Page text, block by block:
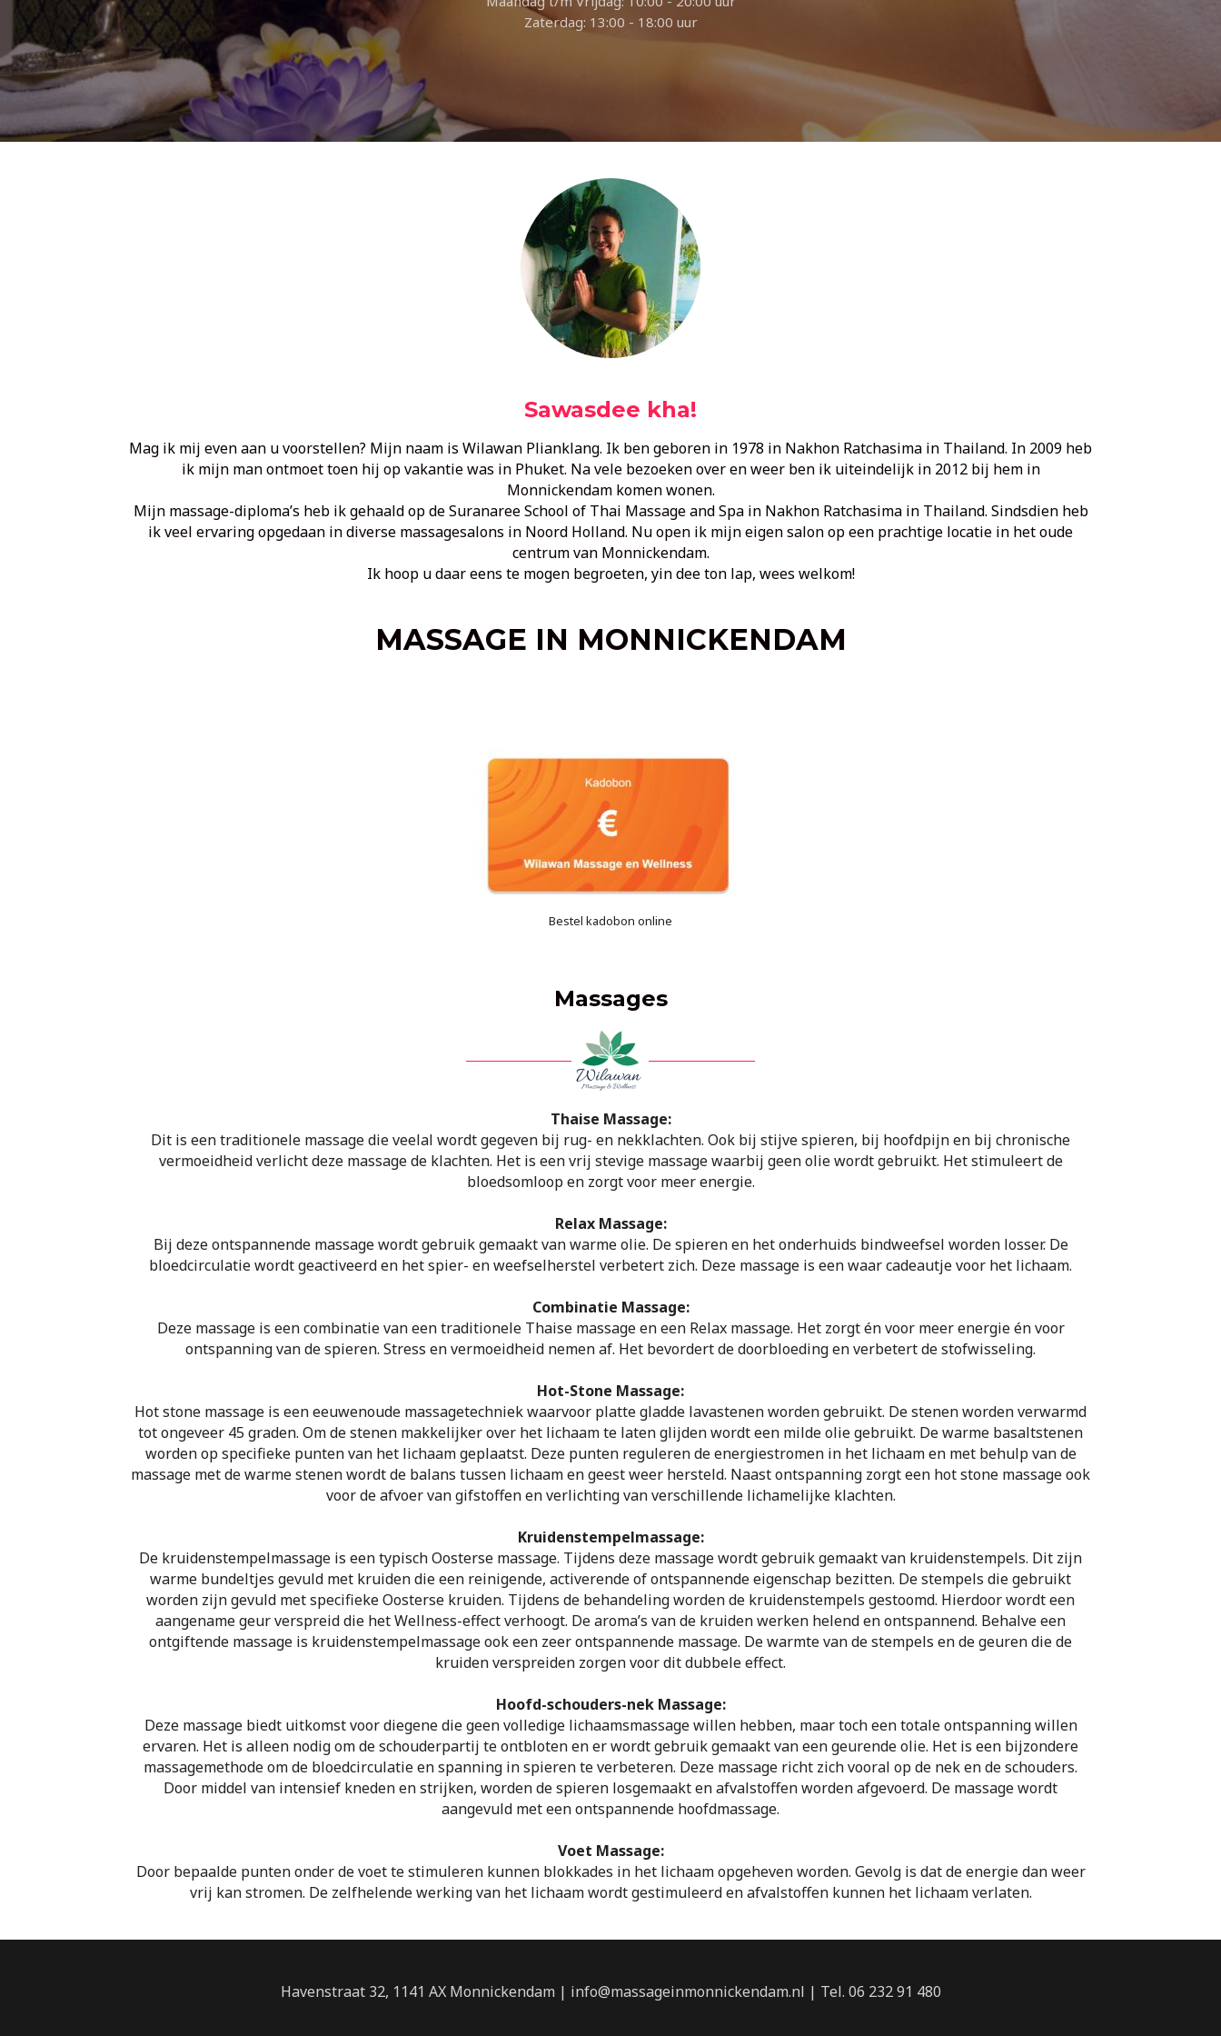
Zaterdag: 13:00 - 18:00 uur
Sawasdee kha!
Mag ik mij even aan u voorstellen? Mijn naam is Wilawan Plianklang. Ik ben geboren in 1978 in Nakhon Ratchasima in Thailand. In 2009 heb
ik mijn man ontmoet toen hij op vakantie was in Phuket. Na vele bezoeken over en weer ben ik uiteindelijk in 2012 bij hem in
Monnickendam komen wonen.
Mijn massage-diploma’s heb ik gehaald op de Suranaree School of Thai Massage and Spa in Nakhon Ratchasima in Thailand. Sindsdien heb
ik veel ervaring opgedaan in diverse massagesalons in Noord Holland. Nu open ik mijn eigen salon op een prachtige locatie in het oude
centrum van Monnickendam.
Ik hoop u daar eens te mogen begroeten, yin dee ton lap, wees welkom!
MASSAGE IN MONNICKENDAM
Bestel kadobon online
Massages
Thaise Massage:
Dit is een traditionele massage die veelal wordt gegeven bij rug- en nekklachten. Ook bij stijve spieren, bij hoofdpijn en bij chronische
vermoeidheid verlicht deze massage de klachten. Het is een vrij stevige massage waarbij geen olie wordt gebruikt. Het stimuleert de
bloedsomloop en zorgt voor meer energie.
Relax Massage:
Bij deze ontspannende massage wordt gebruik gemaakt van warme olie. De spieren en het onderhuids bindweefsel worden losser. De
bloedcirculatie wordt geactiveerd en het spier- en weefselherstel verbetert zich. Deze massage is een waar cadeautje voor het lichaam.
Combinatie Massage:
Deze massage is een combinatie van een traditionele Thaise massage en een Relax massage. Het zorgt én voor meer energie én voor
ontspanning van de spieren. Stress en vermoeidheid nemen af. Het bevordert de doorbloeding en verbetert de stofwisseling.
Hot-Stone Massage:
Hot stone massage is een eeuwenoude massagetechniek waarvoor platte gladde lavastenen worden gebruikt. De stenen worden verwarmd
tot ongeveer 45 graden. Om de stenen makkelijker over het lichaam te laten glijden wordt een milde olie gebruikt. De warme basaltstenen
worden op specifieke punten van het lichaam geplaatst. Deze punten reguleren de energiestromen in het lichaam en met behulp van de
massage met de warme stenen wordt de balans tussen lichaam en geest weer hersteld. Naast ontspanning zorgt een hot stone massage ook
voor de afvoer van gifstoffen en verlichting van verschillende lichamelijke klachten.
Kruidenstempelmassage:
De kruidenstempelmassage is een typisch Oosterse massage. Tijdens deze massage wordt gebruik gemaakt van kruidenstempels. Dit zijn
warme bundeltjes gevuld met kruiden die een reinigende, activerende of ontspannende eigenschap bezitten. De stempels die gebruikt
worden zijn gevuld met specifieke Oosterse kruiden. Tijdens de behandeling worden de kruidenstempels gestoomd. Hierdoor wordt een
aangename geur verspreid die het Wellness-effect verhoogt. De aroma’s van de kruiden werken helend en ontspannend. Behalve een
ontgiftende massage is kruidenstempelmassage ook een zeer ontspannende massage. De warmte van de stempels en de geuren die de
kruiden verspreiden zorgen voor dit dubbele effect.
Hoofd-schouders-nek Massage:
Deze massage biedt uitkomst voor diegene die geen volledige lichaamsmassage willen hebben, maar toch een totale ontspanning willen
ervaren. Het is alleen nodig om de schouderpartij te ontbloten en er wordt gebruik gemaakt van een geurende olie. Het is een bijzondere
massagemethode om de bloedcirculatie en spanning in spieren te verbeteren. Deze massage richt zich vooral op de nek en de schouders.
Door middel van intensief kneden en strijken, worden de spieren losgemaakt en afvalstoffen worden afgevoerd. De massage wordt
aangevuld met een ontspannende hoofdmassage.
Voet Massage:
Door bepaalde punten onder de voet te stimuleren kunnen blokkades in het lichaam opgeheven worden. Gevolg is dat de energie dan weer
vrij kan stromen. De zelfhelende werking van het lichaam wordt gestimuleerd en afvalstoffen kunnen het lichaam verlaten.
Havenstraat 32, 1141 AX Monnickendam | info@massageinmonnickendam.nl | Tel. 06 232 91 480